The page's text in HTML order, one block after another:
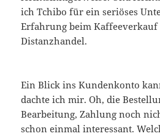
ich Tchibo für ein seriöses
Erfahrung beim
Distanzhandel.
Ein Blick ins Kundenkonto
dachte ich mir. Oh, die
Bearbeitung, Zahlung noch
schon einmal interessant.